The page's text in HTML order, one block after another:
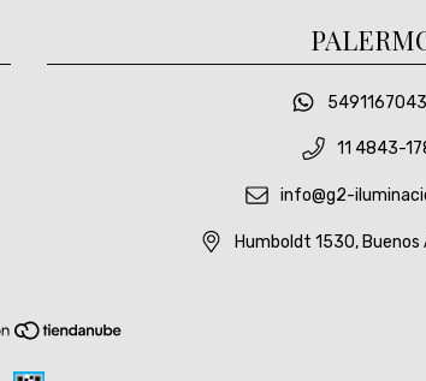
11 4843-
info@g2-
Humboldt 1530, Buenos